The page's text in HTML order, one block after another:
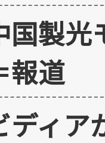
国製光
報道
ディア